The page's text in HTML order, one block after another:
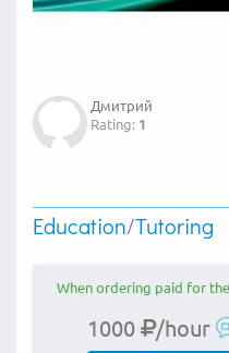
Дмитрий
Rating: 1
Education/Tutoring
When ordering paid for
1000 /hour